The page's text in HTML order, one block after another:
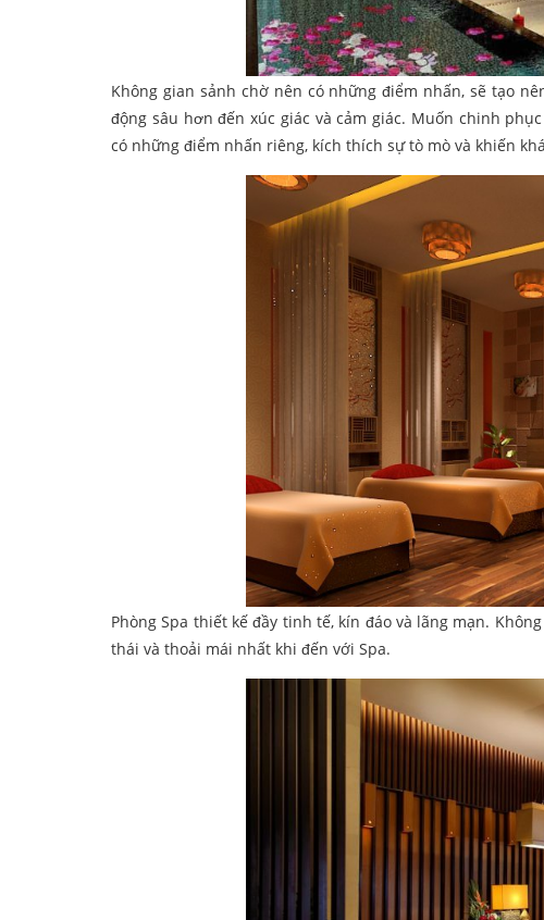
Không gian sảnh chờ nên có những điểm nhấn, sẽ tạo
động sâu hơn đến xúc giác và cảm giác. Muốn chinh
có những điểm nhấn riêng, kích thích sự tò mò và khiến
Phòng Spa thiết kế đầy tinh tế, kín đáo và lãng mạn.
thái và thoải mái nhất khi đến với Spa.